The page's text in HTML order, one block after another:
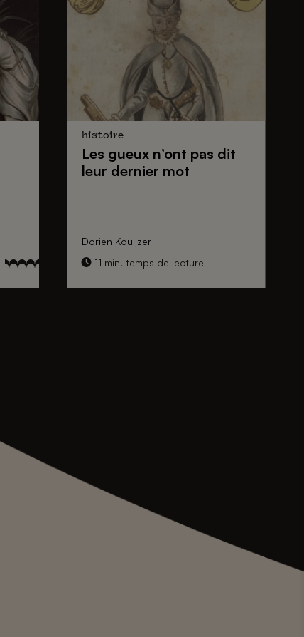
histoire
Les gueuxn’ont pas dit
leur dernier mot
Dorien Kouijzer
11 min. temps de lecture